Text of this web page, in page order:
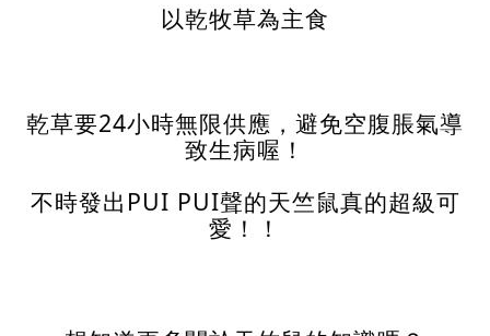
以乾牧草為主食
乾草要24小時無限供應，避免空腹脹氣導
致生病喔！
不時發出PUI PUI聲的天竺鼠真的超級可
愛！！